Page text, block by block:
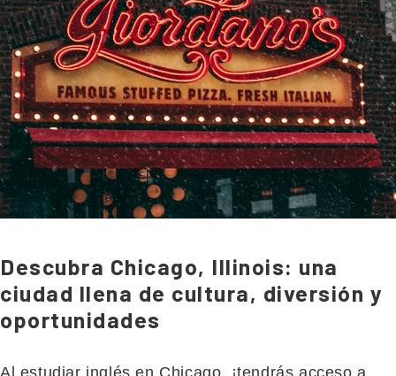
Descubra Chicago, Illinois: una
ciudad llena de cultura, diversión y
oportunidades